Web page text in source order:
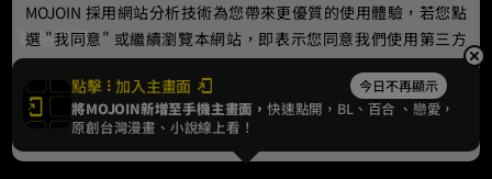
聯絡我們
© 2024 gamania Digital Entertainment Co., Ltd.
點擊 加入主畫面 今日不再顯示
將MOJOIN新增至手機主畫面，快速點開，BL、 百合 、戀愛，
原創台灣漫畫、小說線上看！
MOJOIN 採用網站分析技術為您帶來更優質的使用體驗，若您點
選 "我同意" 或繼續瀏覽本網站，即表示您同意我們使用第三方
Cookie，欲瞭解更多資訊請見隱私權政策。
我同意